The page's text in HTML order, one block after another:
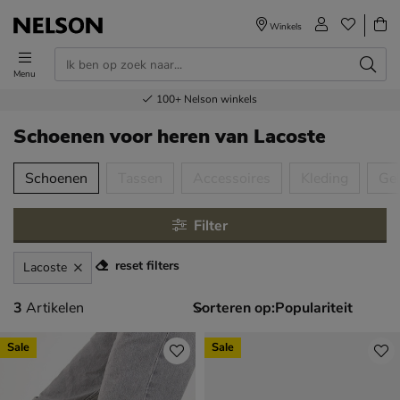
Menu
Winkels
Voor 23.00u besteld,volgende dag in huis
Gratisverzending en retour
Bestel nu,betaal later
100+ Nelson winkels
Schoenen voor herenvan Lacoste
over
Schoenen
Filter
Lacoste reset filters
3 artikelen
3 Artikelen Sorteren op:
Sale Sale